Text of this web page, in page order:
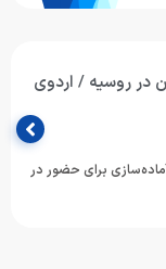
در روسیه / اردوی
برای حضور در